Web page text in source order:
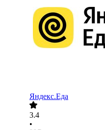
Яндекс.Еда
3.4
•